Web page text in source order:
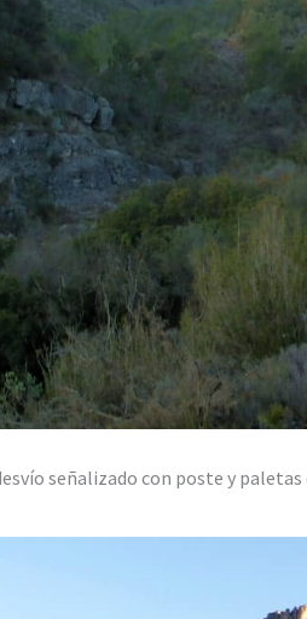
señalizado con poste y paletas